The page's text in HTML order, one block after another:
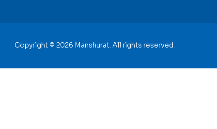
Copyright © 2026 Manshurat. All rights reserved.